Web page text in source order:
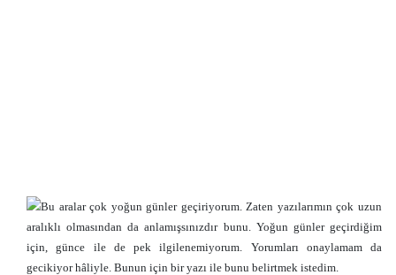
Bu aralar çok yoğun günler geçiriyorum. Zaten yazılarımın çok uzun
aralıklı olmasından da anlamışsınızdır bunu. Yoğun günler geçirdiğim
için, günce ile de pek ilgilenemiyorum. Yorumları onaylamam da
gecikiyor hâliyle. Bunun için bir yazı ile bunu belirtmek istedim.